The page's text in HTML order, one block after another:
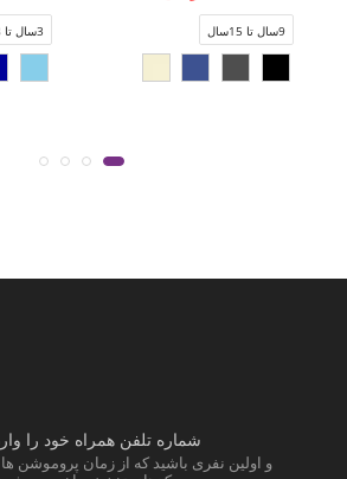
9سال تا 15سال 3سال تا 8سال
شماره تلفن همراه خود را
و اولین نفری باشید که از زمان پروموشن